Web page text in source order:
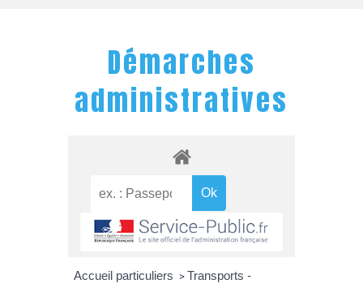
Démarches
administratives
Accueil particuliers > Transports -